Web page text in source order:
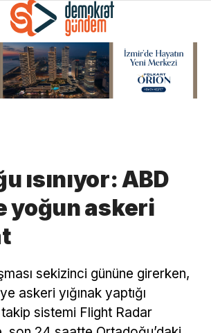
ısınıyor: ABD
yoğun askeri
sekizinci gününe girerken,
askeri yığınak yaptığı
sistemi Flight Radar